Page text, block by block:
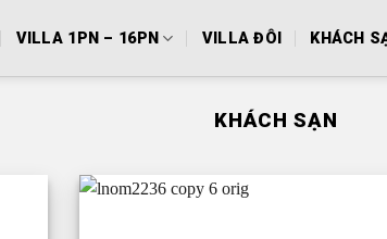
VILLA 1PN – 16PN VILLA ĐÔI KHÁCH
KHÁCH SẠN